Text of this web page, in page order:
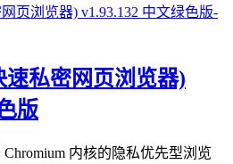
私密网页浏览器)
版
Chromium 内核的隐私优先型浏览